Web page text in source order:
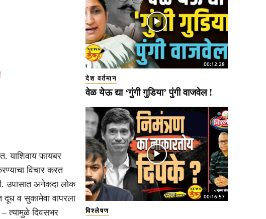
याशिवाय फायबर
विचार करत
उपासात अनेकदा लोक
दूध व सुकामेवा वापरला
त्यामुळे दिवसभर
00:12:28
देश वर्तमान
वेळ येऊ द्या ‘गुंगी गुडिया’ पुंगी वाजवेल !
00:16:57
विश्लेषण